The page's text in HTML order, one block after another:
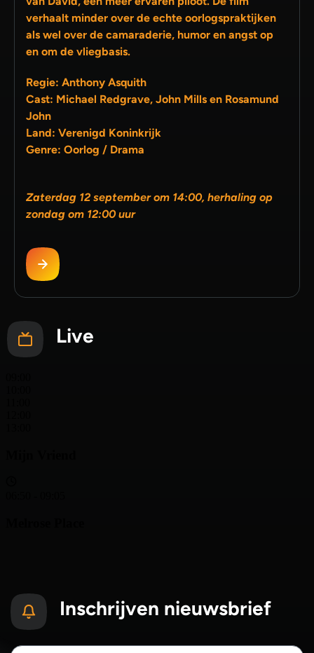
verhaalt minder over de echte oorlogspraktijken
als wel over de camaraderie, humor en angst op
en om de vliegbasis.
Regie: Anthony Asquith
Cast: Michael Redgrave, John Mills en Rosamund
John
Land: Verenigd Koninkrijk
Genre: Oorlog / Drama
Zaterdag 12 september om 14:00, herhaling op
zondag om 12:00 uur
Live
Inschrijven nieuwsbrief